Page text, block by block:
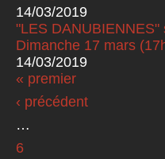
14/03/2019
"LES DANUBIENNES"
Dimanche 17 mars
14/03/2019
Pages
« premier
‹ précédent
…
6